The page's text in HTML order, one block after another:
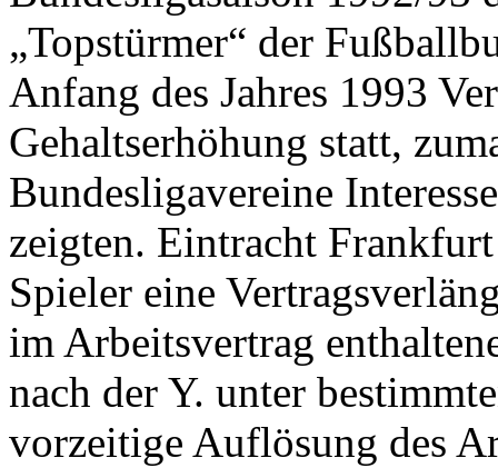
„Topstürmer“ der
Anfang des Jahres 1993
Gehaltserhöhung statt,
Bundesligavereine
zeigten. Eintracht
Spieler eine
im Arbeitsvertrag
nach der Y. unter
vorzeitige Auflösung des